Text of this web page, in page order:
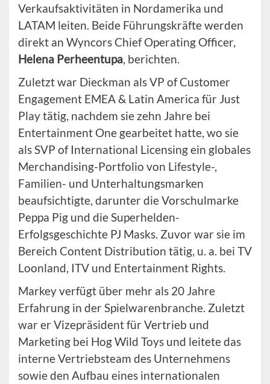
Verkaufsaktivitäten in Nordamerika und
LATAM leiten. Beide Führungskräfte werden
direkt an Wyncors Chief Operating Officer,
Helena Perheentupa, berichten.
Zuletzt war Dieckman als VP of Customer
Engagement EMEA & Latin America für Just
Play tätig, nachdem sie zehn Jahre bei
Entertainment One gearbeitet hatte, wo sie
als SVP of International Licensing ein globales
Merchandising-Portfolio von Lifestyle-,
Familien- und Unterhaltungsmarken
beaufsichtigte, darunter die Vorschulmarke
Peppa Pig und die Superhelden-
Erfolgsgeschichte PJ Masks. Zuvor war sie im
Bereich Content Distribution tätig, u. a. bei TV
Loonland, ITV und Entertainment Rights.
Markey verfügt über mehr als 20 Jahre
Erfahrung in der Spielwarenbranche. Zuletzt
war er Vizepräsident für Vertrieb und
Marketing bei Hog Wild Toys und leitete das
interne Vertriebsteam des Unternehmens
sowie den Aufbau eines internationalen